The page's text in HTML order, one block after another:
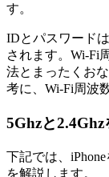
す。
IDとパスワード
されます。Wi-Fi
法とまったくお
考に、Wi-Fi周波
5Ghzと
下記では、
を解説します。